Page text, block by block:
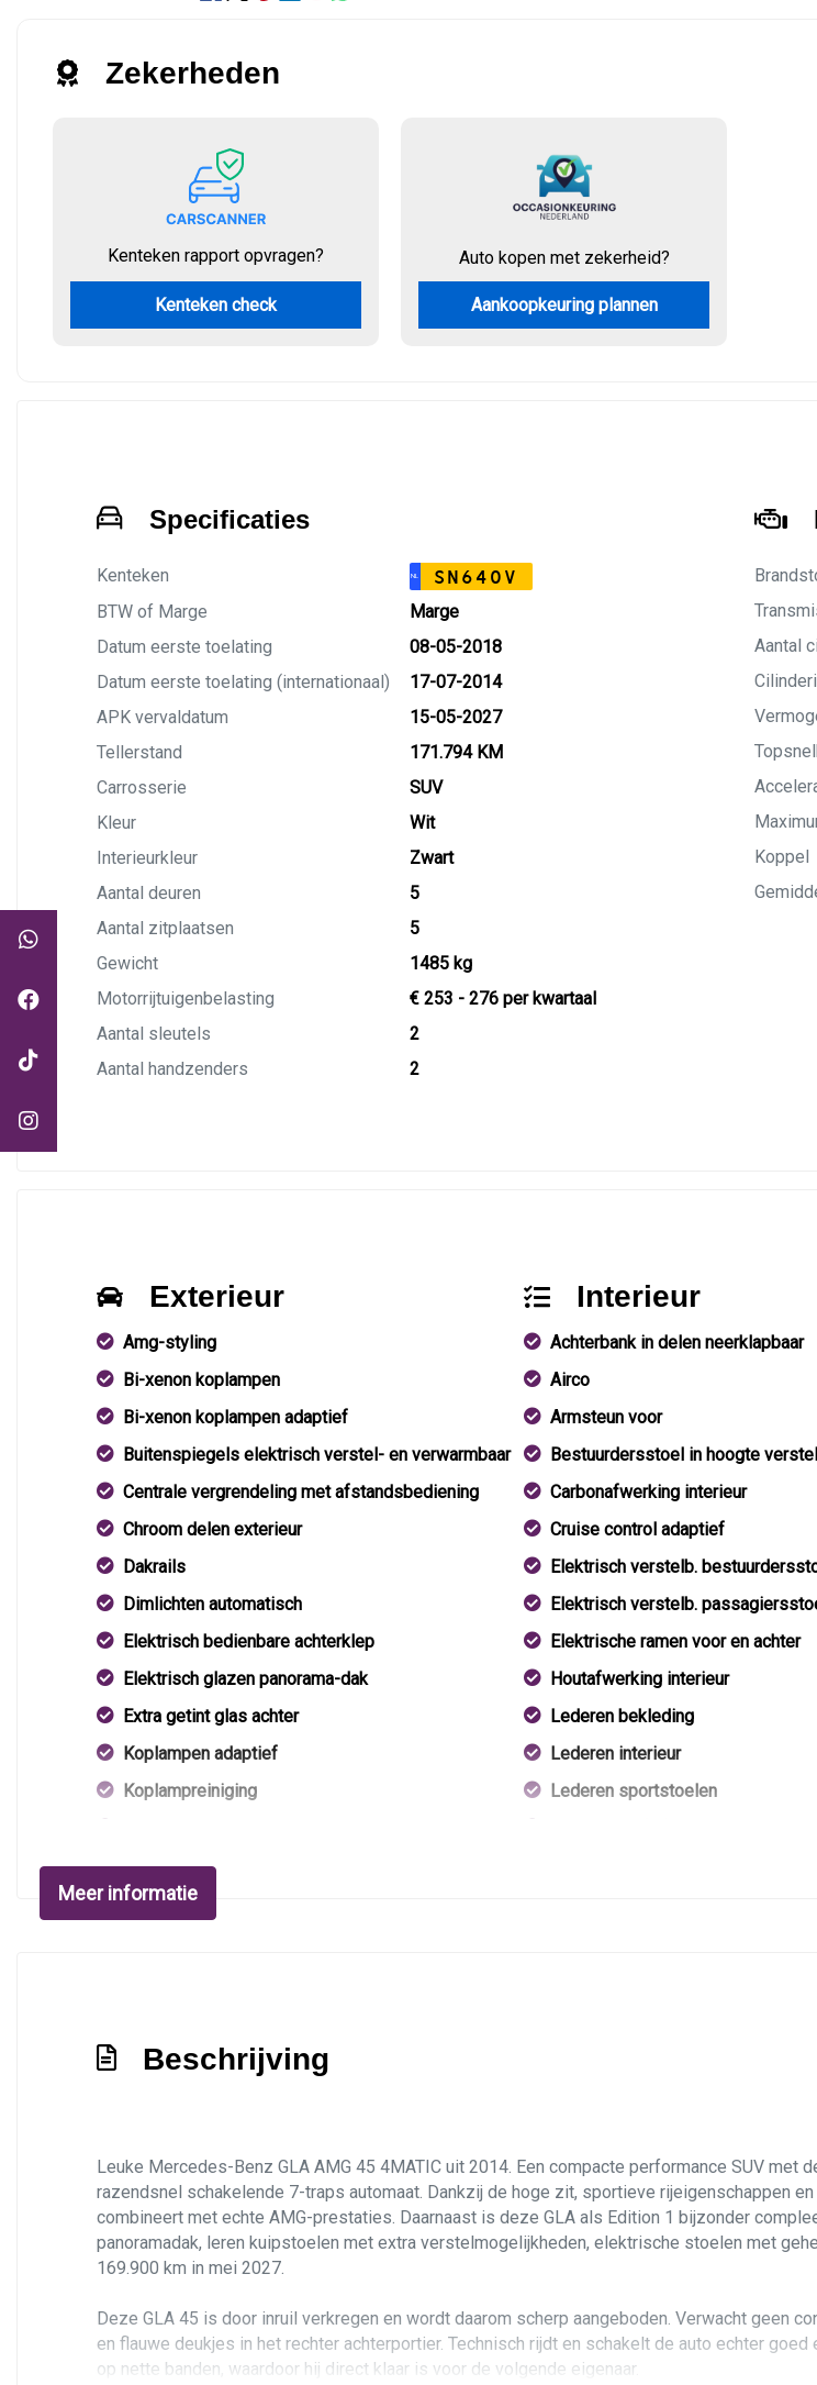
Zekerheden
Kenteken rapport opvragen?
Kenteken check
Auto kopen met zekerheid?
Aankoopkeuring plannen
Specificaties
Kenteken NL SN640V
BTW of Marge
Marge
Datum eerste toelating
08-05-2018
Datum eerste toelating (internationaal)
17-07-2014
APK vervaldatum
15-05-2027
Tellerstand
171.794 KM
Carrosserie
SUV
Kleur
Wit
Interieurkleur
Zwart
Aantal deuren
5
Aantal zitplaatsen
5
Gewicht
1485 kg
Motorrijtuigenbelasting
€ 253 - 276 per kwartaal
Aantal sleutels
2
Aantal handzenders
2
Aantal
Koppel
Exterieur
Amg-styling
Bi-xenon koplampen
Bi-xenon koplampen adaptief
Buitenspiegels elektrisch verstel- en verwarmbaar
Centrale vergrendeling met afstandsbediening
Chroom delen exterieur
Dakrails
Dimlichten automatisch
Elektrisch bedienbare achterklep
Elektrisch glazen panorama-dak
Extra getint glas achter
Koplampen adaptief
Koplampreiniging
Lichtmetalen velgen 20"
Mistlampen voor
Sportvelgen
Interieur
Achterbank in delen neerklapbaar
Airco
Armsteun voor
Bestuurdersstoel in hoogte
Carbonafwerking interieur
Cruise control adaptief
Elektrisch verstelb.
Elektrisch verstelb.
Elektrische ramen voor en achter
Houtafwerking interieur
Lederen bekleding
Lederen interieur
Lederen sportstoelen
Meer informatie
Beschrijving
Leuke Mercedes-Benz GLA AMG 45 4MATIC uit 2014. Een compacte performance SUV met
razendsnel schakelende 7-traps automaat. Dankzij de hoge zit, sportieve rijeigenschappen
combineert met echte AMG-prestaties. Daarnaast is deze GLA als Edition 1 bijzonder
panoramadak, leren kuipstoelen met extra verstelmogelijkheden, elektrische stoelen met
169.900 km in mei 2027.
Deze GLA 45 is door inruil verkregen en wordt daarom scherp aangeboden. Verwacht geen
en flauwe deukjes in het rechter achterportier. Technisch rijdt en schakelt de auto echter
op nette banden, waardoor hij direct klaar is voor de volgende eigenaar.